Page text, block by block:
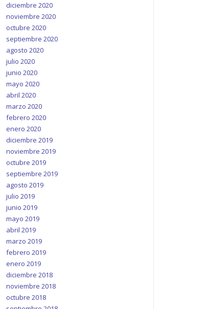
diciembre 2020
noviembre 2020
octubre 2020
septiembre 2020
agosto 2020
julio 2020
junio 2020
mayo 2020
abril 2020
marzo 2020
febrero 2020
enero 2020
diciembre 2019
noviembre 2019
octubre 2019
septiembre 2019
agosto 2019
julio 2019
junio 2019
mayo 2019
abril 2019
marzo 2019
febrero 2019
enero 2019
diciembre 2018
noviembre 2018
octubre 2018